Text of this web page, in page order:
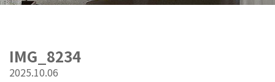
IMG_8234
2025.10.06